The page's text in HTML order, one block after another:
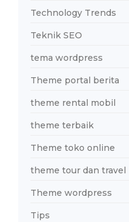
Technology Trends
Teknik SEO
tema wordpress
Theme portal berita
theme rental mobil
theme terbaik
Theme toko online
theme tour dan travel
Theme wordpress
Tips